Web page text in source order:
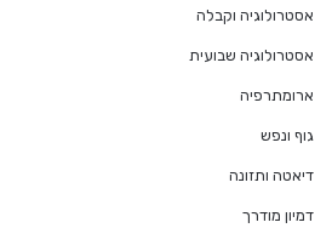
אסטרולוגיה וקבלה
אסטרולוגיה שבועית
ארומתרפיה
גוף ונפש
דיאטה ותזונה
דמיון מודרך